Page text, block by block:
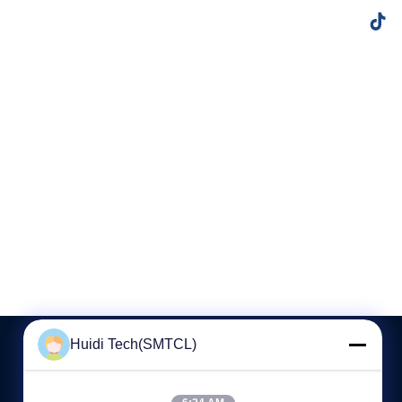
Huidi Tech(SMTCL)